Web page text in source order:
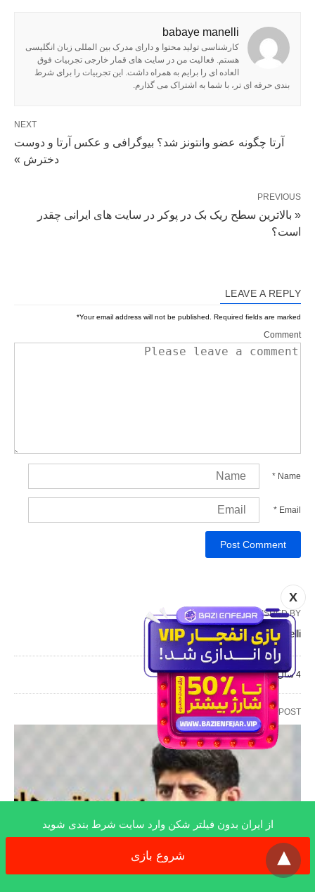
X
babaye manelli
کارشناسی تولید محتوا و دارای مدرک بین المللی زبان انگلیسی
هستم. فعالیت من در سایت های قمار خارجی تجربیات فوق
العاده ای را برایم به همراه داشت. این تجربیات را برای شرط
بندی حرفه ای تر، با شما به اشتراک می گذارم.
NEXT
آرتا چگونه عضو وانتونز شد؟ بیوگرافی و عکس آرتا و دوست
دخترش »
PREVIOUS
« بالاترین سطح ریک بک در پوکر در سایت های ایرانی چقدر
است؟
LEAVE A REPLY
Your email address will not be published. Required fields are marked
*
Comment
Name
*
Email
*
PUBLISHED BY
babaye manelli
4 سال AGO
RELATED POST
از ایران بدون فیلتر شکن وارد سایت شرط بندی شوید
شروع بازی